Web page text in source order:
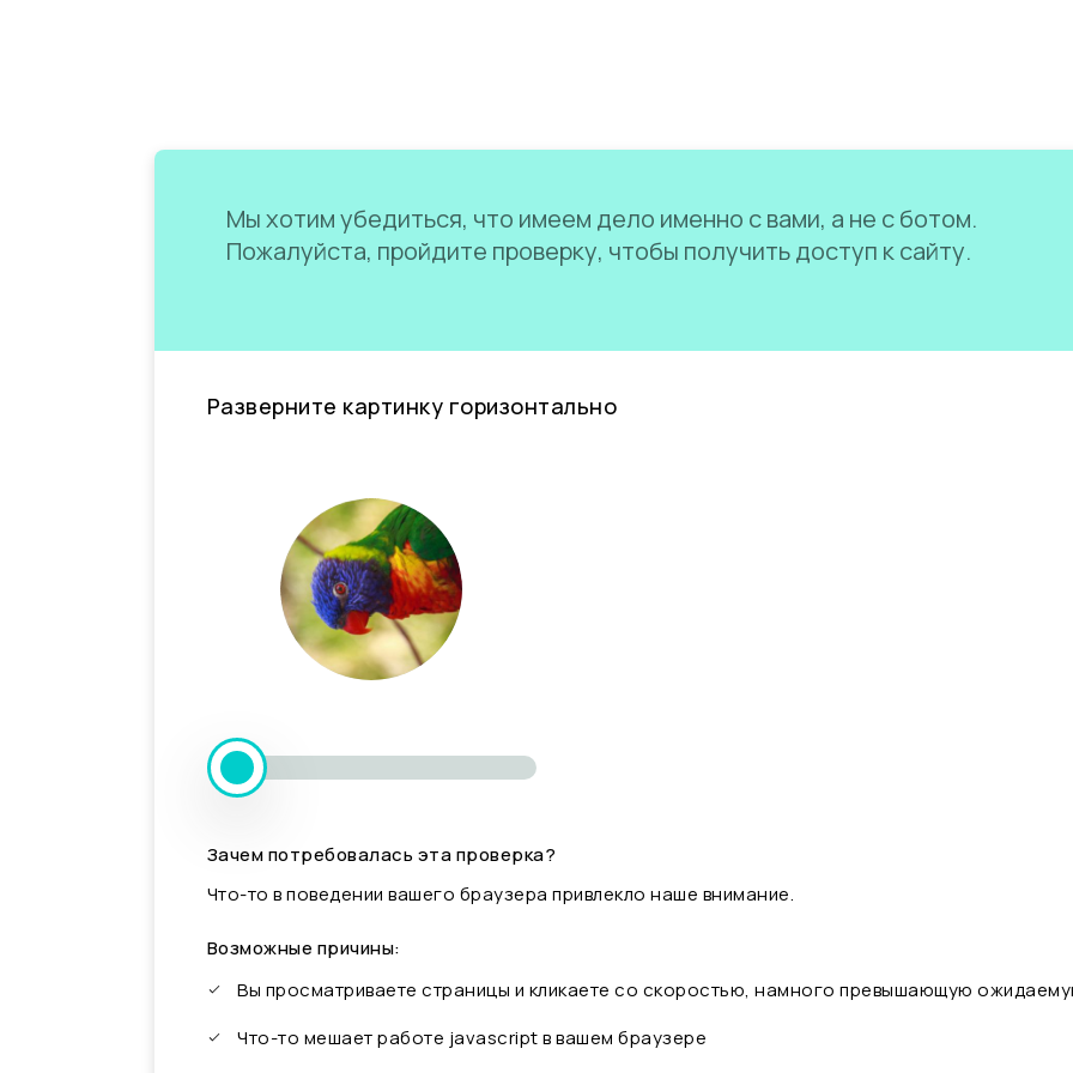
Мы хотим убедиться, что имеем дело именно с вами, а не с ботом.
Пожалуйста, пройдите проверку, чтобы получить доступ к сайту.
Разверните картинку горизонтально
Зачем потребовалась эта проверка?
Что-то в поведении вашего браузера привлекло наше внимание.
Возможные причины:
Вы просматриваете страницы и кликаете со скоростью, намного превышающую
Что-то мешает работе javascript в вашем браузере